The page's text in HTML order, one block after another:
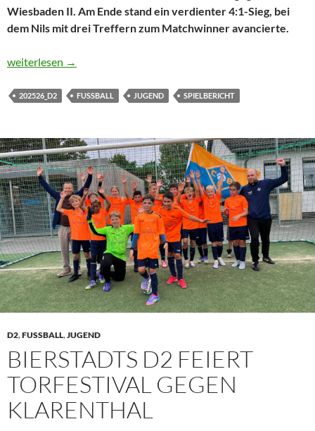
Wiesbaden II. Am Ende stand ein verdienter 4:1-Sieg, bei
dem Nils mit drei Treffern zum Matchwinner avancierte.
D2 dreht das Spiel und feiert 4:1-Erfolg
weiterlesen →
202526_D2 FUSSBALL JUGEND SPIELBERICHT
D2,FUSSBALL,JUGEND
BIERSTADTS D2 FEIERT
TORFESTIVAL GEGEN
KLARENTHAL